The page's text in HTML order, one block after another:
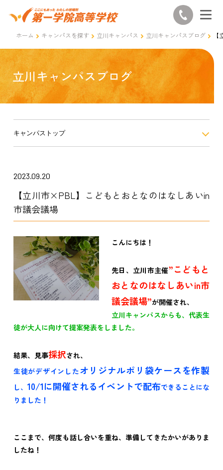
ホーム キャンパスを探す 立川キャンパス 立川キャンパスブログ
立川キャンパスブログ
キャンパストップ
2023.09.20
【立川市×PBL】こどもとおとなのはなしあいin
市議会議場
こんにちは！
先日、立川市主催”こどもと
おとなのはなしあいin市
議会議場”が開催され、
立川キャンパスからも、代表生
徒が大人に向けて提案発表をしました。
結果、見事採択され、
生徒がデザインしたオリジナルポリ袋ケースを作製
し、 10/1に開催されるイベントで配布できることにな
りました！
ここまで、何度も話し合いを重ね、準備してきたかいがありま
したね！